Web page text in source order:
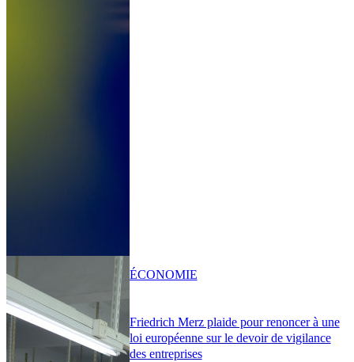
Friedrich Merz plaide pour renoncer à une
loi européenne sur le devoir de vigilance
des entreprises
ÉCONOMIE